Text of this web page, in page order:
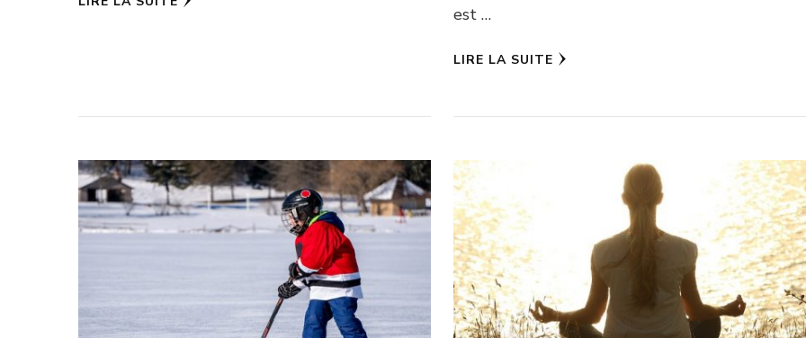
est …
LIRE LA SUITE